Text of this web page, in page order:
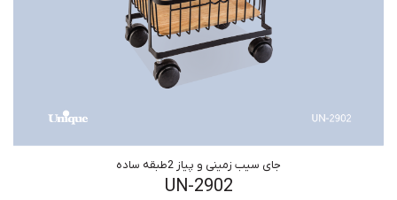
جای سیب زمینی و پیاز 2طبقه ساده
UN-2902